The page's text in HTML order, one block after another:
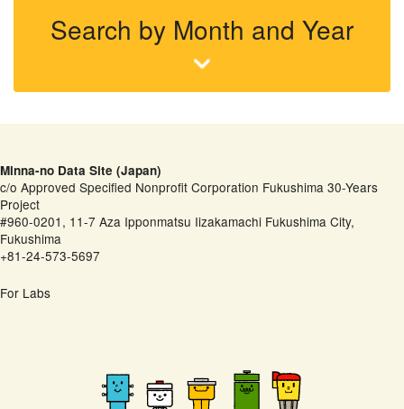
Search by Month and Year
Minna-no Data Site (Japan)
c/o Approved Specified Nonprofit Corporation Fukushima 30-Years
Project
#960-0201, 11-7 Aza Ipponmatsu Iizakamachi Fukushima City,
Fukushima
+81-24-573-5697
For Labs